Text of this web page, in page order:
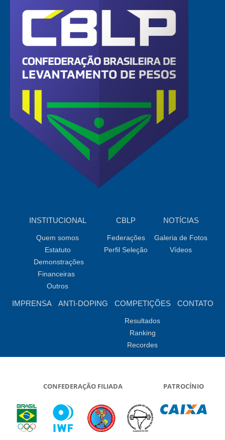
INSTITUCIONAL
Quem somos
Estatuto
Demonstrações
Financeiras
Outros
CBLP
Federações
Perfil Seleção
NOTÍCIAS
Galeria de Fotos
Vídeos
IMPRENSA ANTI-DOPING COMPETIÇÕES
Resultados
Ranking
Recordes
CONTATO
CONFEDERAÇÃO FILIADA PATROCÍNIO